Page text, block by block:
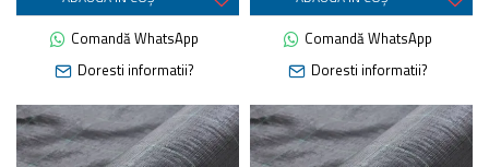
Comandă WhatsApp
Doresti informatii?
Comandă WhatsApp
Doresti informatii?